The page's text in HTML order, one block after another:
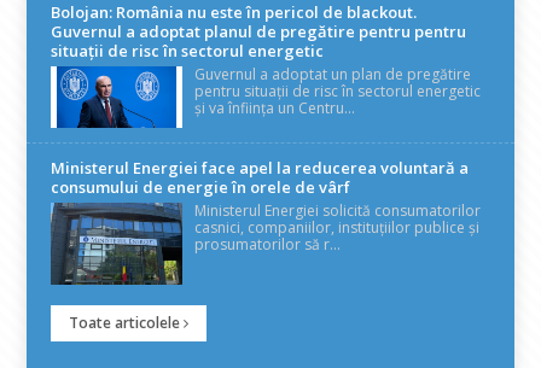
Bolojan: România nu este în pericol de blackout.
Guvernul a adoptat planul de pregătire pentru pentru
situații de risc în sectorul energetic
Guvernul a adoptat un plan de pregătire
pentru situații de risc în sectorul energetic
și va înființa un Centru...
Ministerul Energiei face apel la reducerea voluntară a
consumului de energie în orele de vârf
Ministerul Energiei solicită consumatorilor
casnici, companiilor, instituțiilor publice și
prosumatorilor să r...
Toate articolele